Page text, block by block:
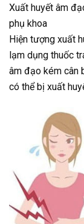
Xuất huyết âm
phụ khoa
Hiện tượng xuất
lạm dụng thuốc
âm đạo kém cân
có thể bị xuất